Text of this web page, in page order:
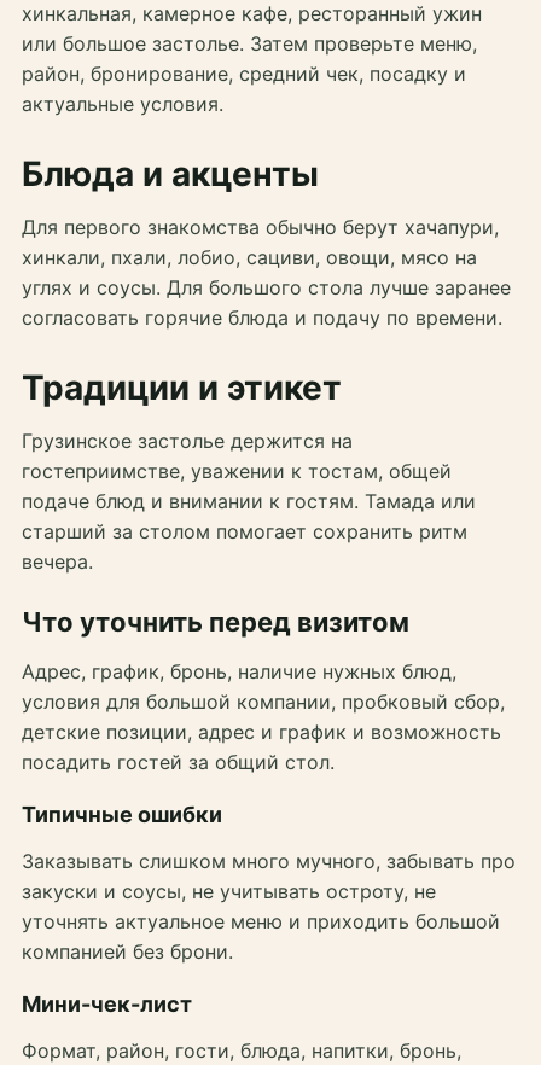
хинкальная, камерное кафе, ресторанный ужин
или большое застолье. Затем проверьте меню,
район, бронирование, средний чек, посадку и
актуальные условия.
Блюда и акценты
Для первого знакомства обычно берут хачапури,
хинкали, пхали, лобио, сациви, овощи, мясо на
углях и соусы. Для большого стола лучше заранее
согласовать горячие блюда и подачу по времени.
Традиции и этикет
Грузинское застолье держится на
гостеприимстве, уважении к тостам, общей
подаче блюд и внимании к гостям. Тамада или
старший за столом помогает сохранить ритм
вечера.
Что уточнить перед визитом
Адрес, график, бронь, наличие нужных блюд,
условия для большой компании, пробковый сбор,
детские позиции, адрес и график и возможность
посадить гостей за общий стол.
Типичные ошибки
Заказывать слишком много мучного, забывать про
закуски и соусы, не учитывать остроту, не
уточнять актуальное меню и приходить большой
компанией без брони.
Мини-чек-лист
Формат, район, гости, блюда, напитки, бронь,